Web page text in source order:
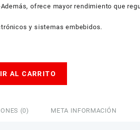
ofrece mayor rendimiento que
y sistemas embebidos.
AL CARRITO
(0) META INFORMACIÓN